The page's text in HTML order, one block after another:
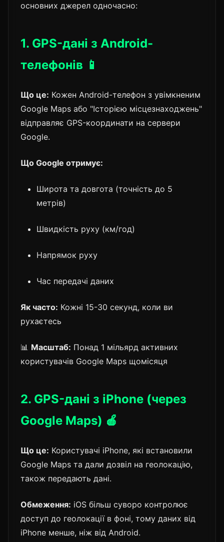
основних джерел одночасно:
1. GPS-дані з Android-
телефонів 📱
Що це: Кожен Android-телефон з увімкненим
Google Maps або "Історією місцезнаходжень"
відправляє GPS-координати на сервери
Google.
Що Google отримує:
Широта та довгота (точність до 5
метрів)
Швидкість руху (км/год)
Напрямок руху
Час передачі даних
Як часто: Кожні 15-30 секунд, коли ви
рухаєтесь
📊 Масштаб: Понад 1 мільярд активних
користувачів Google Maps щомісяця
2. GPS-дані з iPhone (через
Google Maps) 🍎
Що це: Користувачі iPhone, які встановили
Google Maps та дали дозвіл на геолокацію,
також передають дані.
Обмеження: iOS більш суворо контролює
доступ до геолокації в фоні, тому даних від
iPhone менше, ніж від Android.